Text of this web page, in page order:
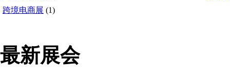
跨境电商展 (1)
最新展会